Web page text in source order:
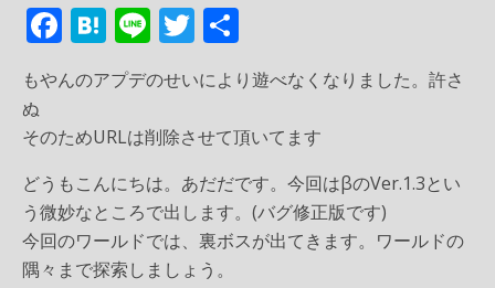
F
ac
e
b
o
o
k
H
at
e
n
a
Li
e
T
itt
er
有
もやんのアプデのせいにより遊べなくなりました。許さ
ぬ
そのためURLは削除させて頂いてます
どうもこんにちは。あだだです。今回はβのVer.1.3とい
う微妙なところで出します。(バグ修正版です)
今回のワールドでは、裏ボスが出てきます。ワールドの
隅々まで探索しましょう。